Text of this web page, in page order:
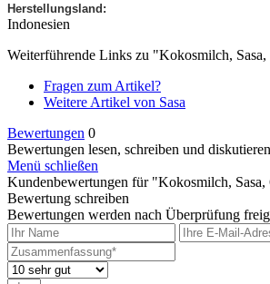
Herstellungsland:
Indonesien
Weiterführende Links zu "Kokosmilch,
Fragen zum Artikel?
Weitere Artikel von Sasa
Bewertungen 0
Bewertungen lesen, schreiben und
Menü schließen
Kundenbewertungen für "Kokosmilch, Sasa,
Bewertung schreiben
Bewertungen werden nach Überprüfung